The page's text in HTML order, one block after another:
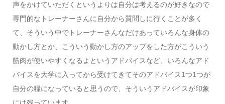
声をかけていただくというよりは自分は考えるのが好きなので
専門的なトレーナーさんに自分から質問しに行くことが多く
て、そういう中でトレーナーさんなだけあっていろんな身体の
動かし方とか、こういう動かし方のアップをした方がこういう
筋肉が使いやすくなるよというアドバイスなど、いろんなアド
バイスを大学に入ってから受けてきてそのアドバイス1つ1つが
自分の糧になっていると思うので、そういうアドバイスが印象